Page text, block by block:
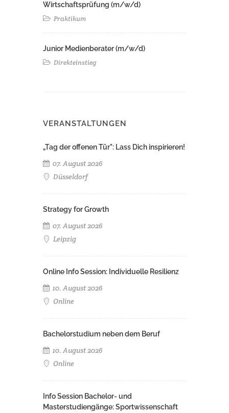
Wirtschaftsprüfung (m/w/d)
Praktikum
Junior Medienberater (m/w/d)
Direkteinstieg
VERANSTALTUNGEN
„Tag der offenen Tür": Lass Dich inspirieren!
07. August 2026
Düsseldorf
Strategy for Growth
07. August 2026
Leipzig
Online Info Session: Individuelle Resilienz
10. August 2026
Online
Bachelorstudium neben dem Beruf
10. August 2026
Online
Info Session Bachelor- und
Masterstudiengänge: Sportwissenschaft